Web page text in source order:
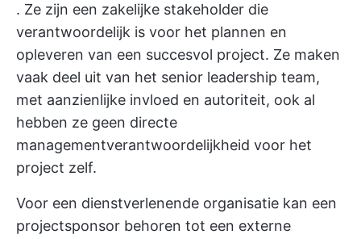
. Ze zijn een zakelijke stakeholder die
verantwoordelijk is voor het plannen en
opleveren van een succesvol project. Ze maken
vaak deel uit van het senior leadership team,
met aanzienlijke invloed en autoriteit, ook al
hebben ze geen directe
managementverantwoordelijkheid voor het
project zelf.
Voor een dienstverlenende organisatie kan een
projectsponsor behoren tot een externe